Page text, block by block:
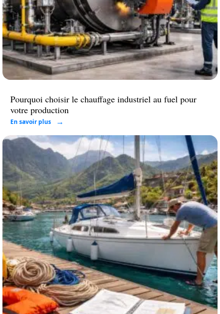
Pourquoi choisir le chauffage industriel au fuel pour
votre production
En savoir plus